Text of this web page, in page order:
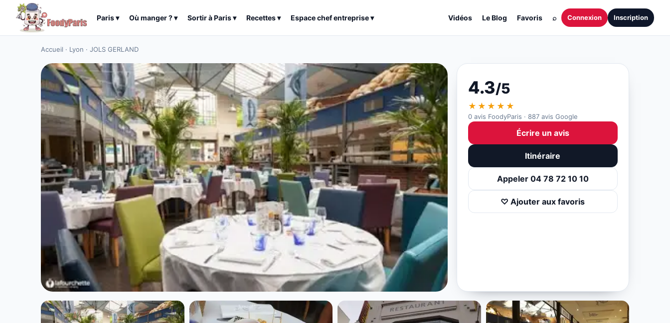
Paris▾ Où manger ?▾ Sortir àParis▾ Recettes▾ Espace chef entreprise▾ Vidéos Le Blog Favoris ⌕ Connexion Inscription
Accueil · Lyon · JOLS GERLAND
4.3/5
★★★★★
0 avis FoodyParis · 887 avis Google
Écrire un avis
Itinéraire
Appeler 04 78 72 10 10
♡ Ajouter aux favoris